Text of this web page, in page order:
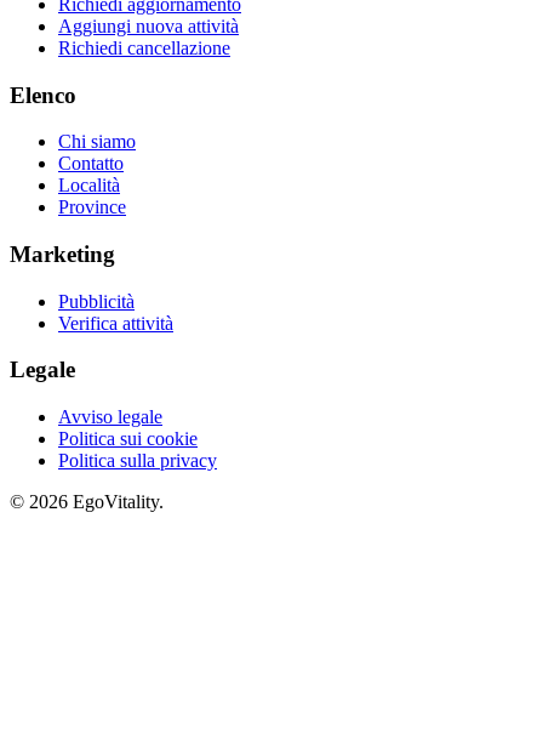
Aggiungi nuova attività
Richiedi cancellazione
Elenco
Chi siamo
Contatto
Località
Province
Marketing
Pubblicità
Verifica attività
Legale
Avviso legale
Politica sui cookie
Politica sulla privacy
© 2026 EgoVitality.